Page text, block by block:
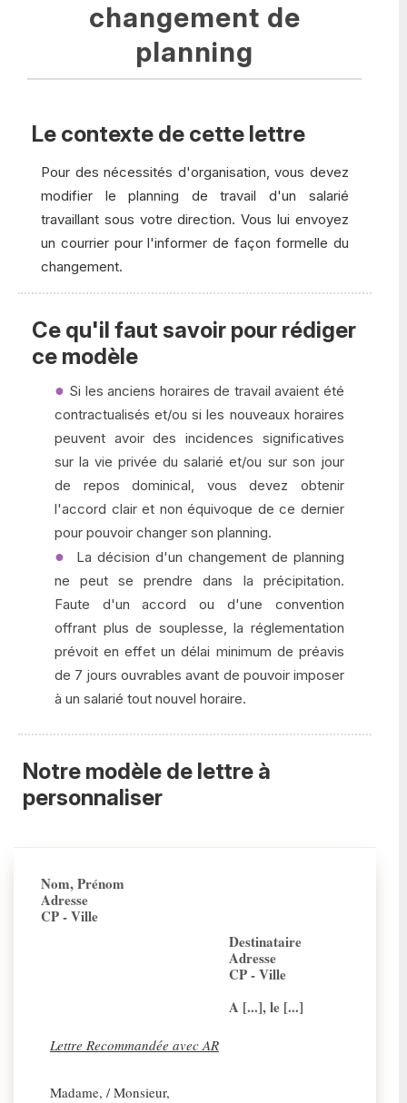
changement de
planning
Le contexte de cette lettre
Pour des nécessités d'organisation, vous devez
modifier le planning de travail d'un salarié
travaillant sous votre direction. Vous lui envoyez
un courrier pour l'informer de façon formelle du
changement.
Ce qu'il faut savoir pour rédiger
ce modèle
Si les anciens horaires de travail avaient été
contractualisés et/ou si les nouveaux horaires
peuvent avoir des incidences significatives
sur la vie privée du salarié et/ou sur son jour
de repos dominical, vous devez obtenir
l'accord clair et non équivoque de ce dernier
pour pouvoir changer son planning.
La décision d'un changement de planning
ne peut se prendre dans la précipitation.
Faute d'un accord ou d'une convention
offrant plus de souplesse, la réglementation
prévoit en effet un délai minimum de préavis
de 7 jours ouvrables avant de pouvoir imposer
à un salarié tout nouvel horaire.
Notre modèle de lettre à
personnaliser
Nom, Prénom
Adresse
CP - Ville
Destinataire
Adresse
CP - Ville
A [...], le [...]
Lettre Recommandée avec AR
Madame, / Monsieur,